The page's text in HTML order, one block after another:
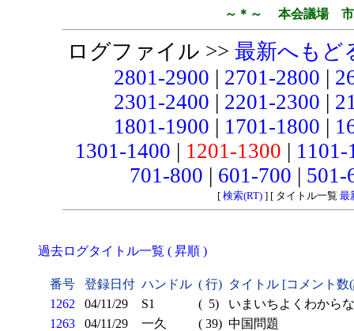
～＊～ 本会議場 市
ログファイル >> 最新へもど
2801-2900 | 2701-2800 |
2301-2400 | 2201-2300 |
1801-1900 | 1701-1800 |
1301-1400 | 1201-1300 |
701-800 | 601-700 |
[ 検索(RT)] [ タイトル一覧 最
過去ログタイトル一覧 ( 昇順 )
番号 登録日付 ハンドル ( 行) タイトル [コメント
1262
04/11/29 S1 ( 5)
いまいちよくわから
1263
04/11/29 一久 ( 39) 中国問題